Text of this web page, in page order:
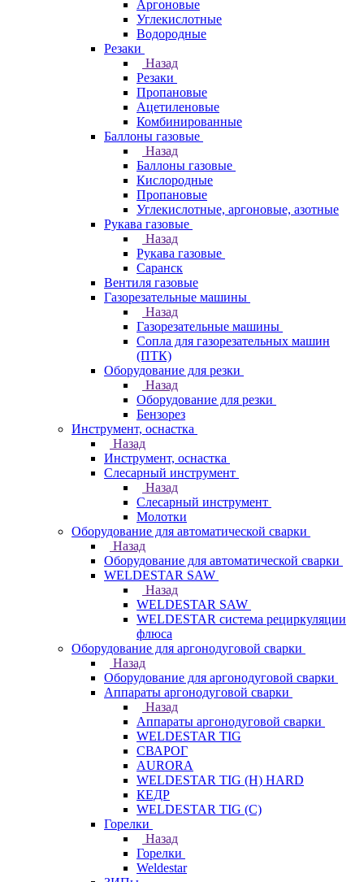
Аргоновые
Углекислотные
Водородные
Резаки
Назад
Резаки
Пропановые
Ацетиленовые
Комбинированные
Баллоны газовые
Назад
Баллоны газовые
Кислородные
Пропановые
Углекислотные, аргоновые, азотные
Рукава газовые
Назад
Рукава газовые
Саранск
Вентиля газовые
Газорезательные машины
Назад
Газорезательные машины
Сопла для газорезательных машин
(ПТК)
Оборудование для резки
Назад
Оборудование для резки
Бензорез
Инструмент, оснастка
Назад
Инструмент, оснастка
Слесарный инструмент
Назад
Слесарный инструмент
Молотки
Оборудование для автоматической сварки
Назад
Оборудование для автоматической сварки
WELDESTAR SAW
Назад
WELDESTAR SAW
WELDESTAR система рециркуляции
флюса
Оборудование для аргонодуговой сварки
Назад
Оборудование для аргонодуговой сварки
Аппараты аргонодуговой сварки
Назад
Аппараты аргонодуговой сварки
WELDESTAR TIG
СВАРОГ
AURORA
WELDESTAR TIG (H) HARD
КЕДР
WELDESTAR TIG (С)
Горелки
Назад
Горелки
Weldestar